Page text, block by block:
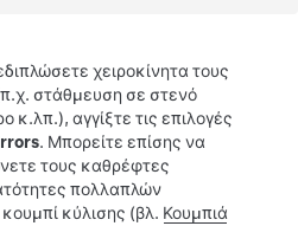
χειροκίνητα τους
στάθμευση σε στενό
κ.λπ.), αγγίξτε τις επιλογές
. Μπορείτε επίσης να
τους καθρέφτες
πολλαπλών
κύλισης (βλ. Κουμπιά